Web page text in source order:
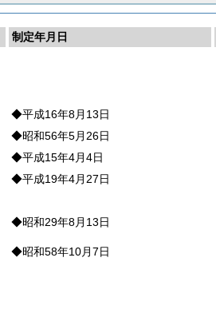
制定年月日
◆平成16年8月13日
◆昭和56年5月26日
◆平成15年4月4日
◆平成19年4月27日
◆昭和29年8月13日
◆昭和58年10月7日